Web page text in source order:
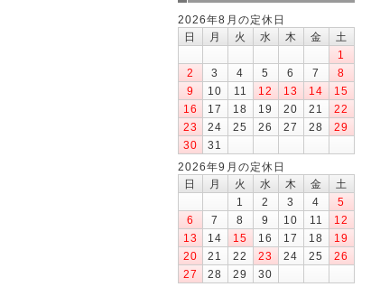
2026年8月の定休日
日
月 火 水 木 金
土
1
2
3 4 5 6 7
8
9
10 11 12 13 14
15
16
17 18 19 20 21
22
23
24 25 26 27 28
29
30
31
2026年9月の定休日
日
月 火 水 木 金
土
1
2 3 4
5
6
7 8 9 10 11
12
13
14 15 16 17 18
19
20
21 22 23 24 25
26
27
28 29
30